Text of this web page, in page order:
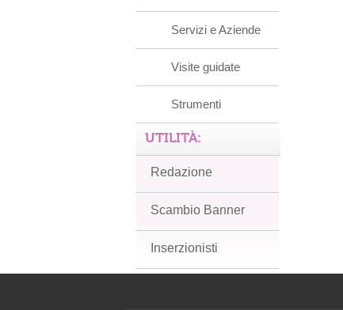
Servizi e Aziende
Visite guidate
Strumenti
UTILITÀ:
Redazione
Scambio Banner
Inserzionisti